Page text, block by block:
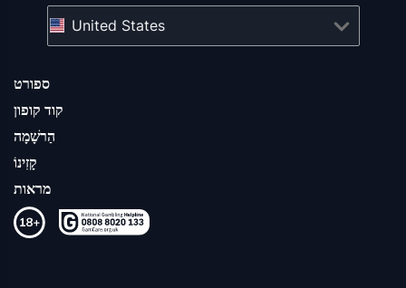
ספורט
קוד קופון
הַרשָׁמָה
קָזִינוֹ
מראות
United States